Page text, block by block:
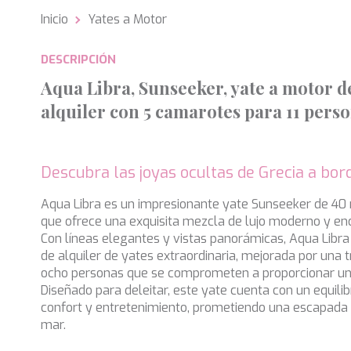
Inicio Yates a Motor
DESCRIPCIÓN
Aqua Libra, Sunseeker, yate a motor
alquiler con 5 camarotes para 11
Descubra las joyas ocultas de Grecia a
Aqua Libra es un impresionante yate Sunseeker de
que ofrece una exquisita mezcla de lujo moderno y
Con líneas elegantes y vistas panorámicas, Aqua
de alquiler de yates extraordinaria, mejorada por una
ocho personas que se comprometen a proporcionar
Diseñado para deleitar, este yate cuenta con un
confort y entretenimiento, prometiendo una
mar.
los
que
del
Estas
hábitos
en el
usuario.